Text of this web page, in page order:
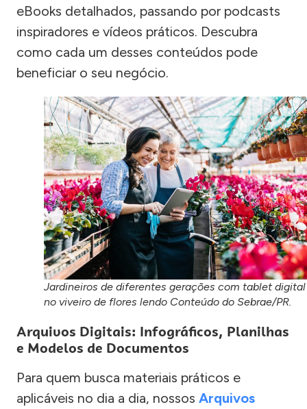
eBooks detalhados, passando por podcasts
inspiradores e vídeos práticos. Descubra
como cada um desses conteúdos pode
beneficiar o seu negócio.
Jardineiros de diferentes gerações com tablet digital
no viveiro de flores lendo Conteúdo do Sebrae/PR.
Arquivos Digitais: Infográficos, Planilhas
e Modelos de Documentos
Para quem busca materiais práticos e
aplicáveis no dia a dia, nossos Arquivos